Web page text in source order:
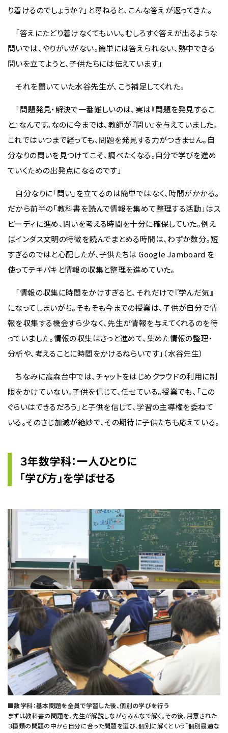
り着けるのでしょうか？」と尋ねると、こんな答えが返ってきた。
「答えにたどり着けなくてもいい。むしろすぐ答えが出るような
問いでは、やりがいがない。簡単には答えられない、熱中できる
問いを立てようと、子供たちには伝えています」
それを聞いていた水谷先生が、こう補足してくれた。
「問題発見・解決で一番難しいのは、実は『問題を発見するこ
と』なんです。なのに今までは、教師が『問い』を与えていました。
これではいつまで経っても、問題を発見する力がつきません。自
分なりの問いを見つけてこそ、調べたくなる。自分で学びを進め
ていくための出発点になるのです」
自分なりに「問い」を立てるのは簡単ではなく、時間がかかる。
だから前半の「教科書を読んで情報を集めて整理する活動」はス
ピーディに進め、問いを考える時間を十分に確保していた。例え
ばインダス文明の特徴を読んでまとめる時間は、わずか数分。短
すぎるのではと心配したが、子供たちは Google Jamboard を
使ってテキパキと情報の収集と整理を進めていた。
「情報の収集に時間をかけすぎると、それだけで『学んだ気』
になってしまいがち。そもそも今までの授業は、子供が自分で情
報を収集する機会すら少なく、先生が情報を与えてくれるのを待
っていました。情報の収集はさっと進めて、集めた情報の整理・
分析や、考えることに時間をかけるねらいです」（水谷先生）
ちなみに高森台中では、チャットをはじめクラウドの利用に制
限をかけていない。子供を信じて、任せている。授業でも、「この
ぐらいはできるだろう」と子供を信じて、学習の主導権を委ねて
いる。そのさじ加減が絶妙で、その期待に子供たちも応えている。
３年数学科：一人ひとりに
「学び方」を学ばせる
■数学科：基本問題を全員で学習した後、個別の学びを行う
まずは教科書の問題を、先生が解説しながらみんなで解く。その後、用意された
３種類の問題の中から自分に合った問題を選び、個別に解くという「個別最適な